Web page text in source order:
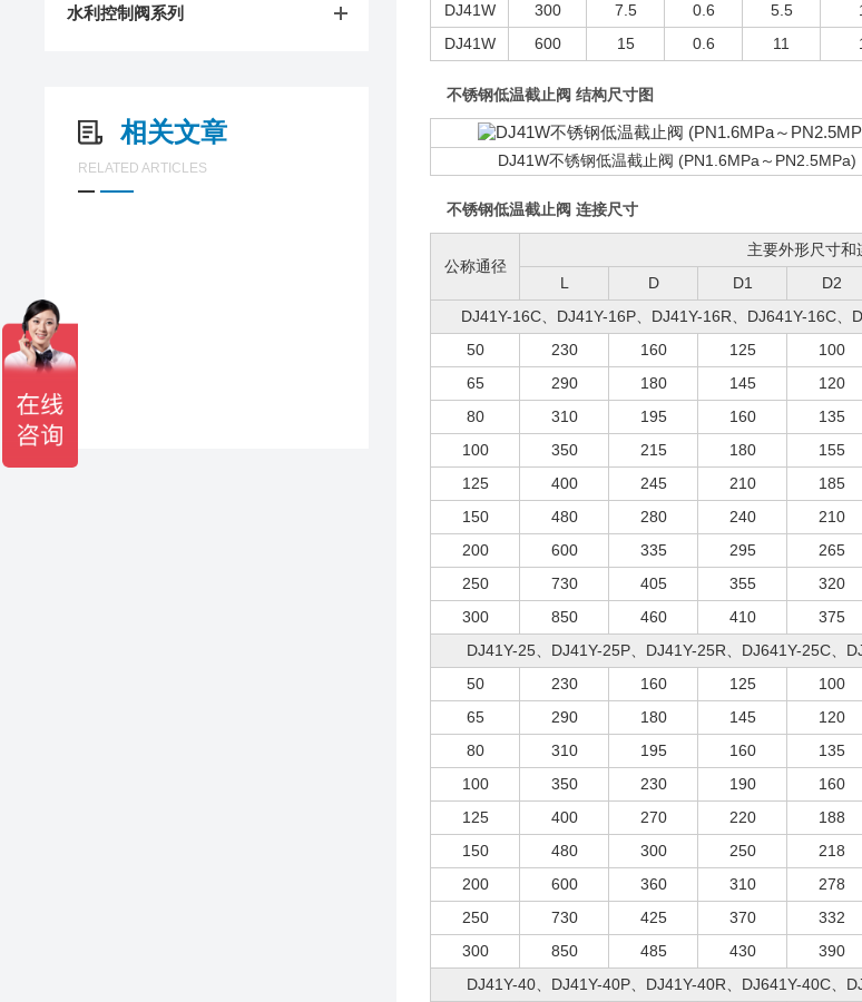
水利控制阀系列
相关文章
RELATED ARTICLES
DJ41W 300 7.5 0.6 5.5
DJ41W
600 15 0.6 11
不锈钢低温截止阀 结构尺寸图
DJ41W不锈钢低温截止阀 (PN1.6MPa～PN2.5MPa)
不锈钢低温截止阀 连接尺寸
公称通径
主要外形尺寸和
L
D D1 D2
DJ41Y-16C、DJ41Y-16P、DJ41Y-16R、DJ641Y-16C
50
230 160 125 100
65
290 180 145 120
80
310 195 160 135
100
350 215 180 155
125
400 245 210 185
150
480 280 240 210
200
600 335 295 265
250
730 405 355 320
300
850 460 410 375
DJ41Y-25、DJ41Y-25P、DJ41Y-25R、DJ641Y-25C、
50
230 160 125 100
65
290 180 145 120
80
310 195 160 135
100
350 230 190 160
125
400 270 220 188
150
480 300 250 218
200
600 360 310 278
250
730 425 370 332
300
850 485 430 390
DJ41Y-40、DJ41Y-40P、DJ41Y-40R、DJ641Y-40C、